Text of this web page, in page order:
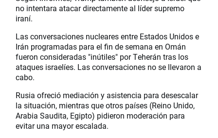
no intentara atacar directamente al líder supremo
iraní.
Las conversaciones nucleares entre Estados Unidos e
Irán programadas para el fin de semana en Omán
fueron consideradas "inútiles" por Teherán tras los
ataques israelíes. Las conversaciones no se llevaron a
cabo.
Rusia ofreció mediación y asistencia para desescalar
la situación, mientras que otros países (Reino Unido,
Arabia Saudita, Egipto) pidieron moderación para
evitar una mayor escalada.